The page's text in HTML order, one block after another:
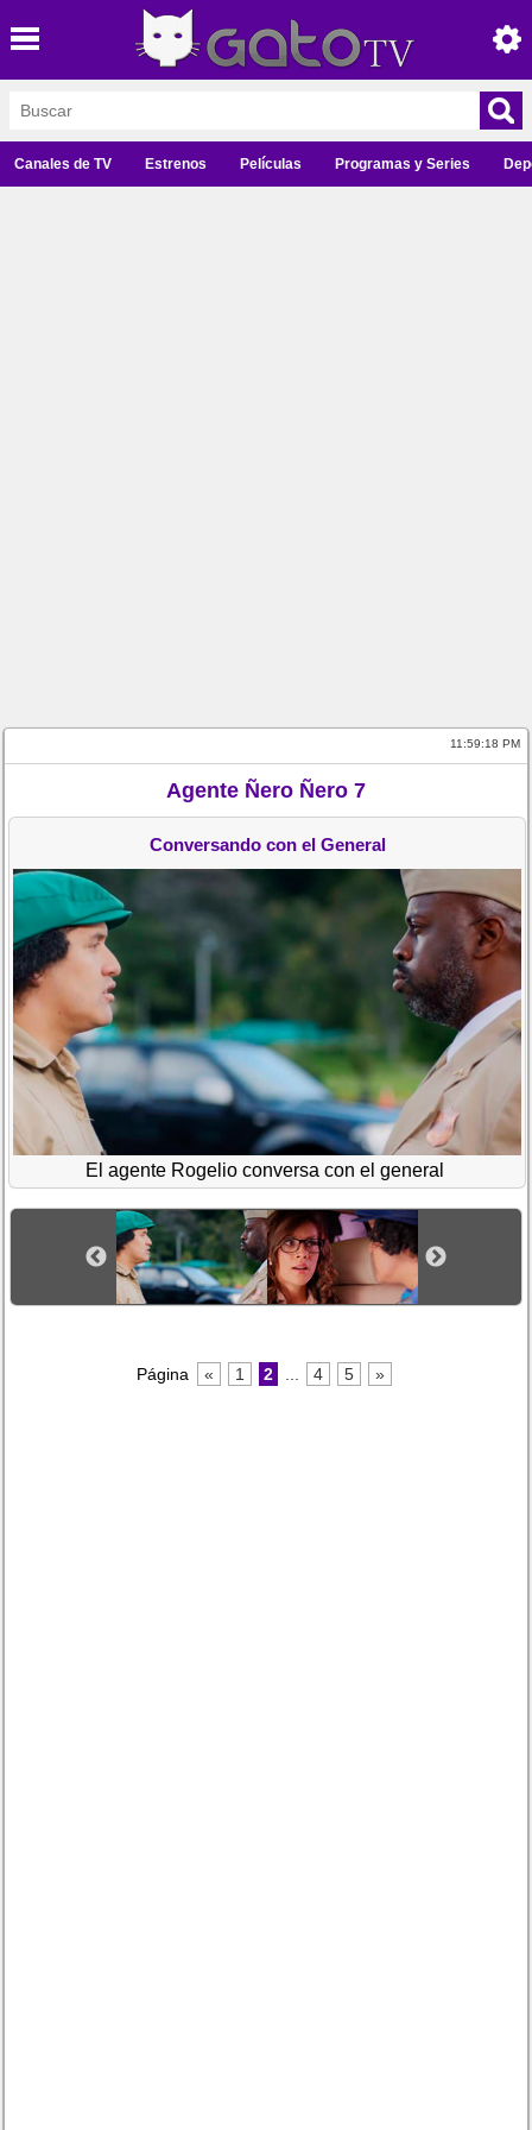
Canales de TV Estrenos Películas Programas y Series
11:59:19 PM
Agente Ñero Ñero 7
Conversando con el General
El agente Rogelio conversa con el general
Página « 1 2 4 5 »